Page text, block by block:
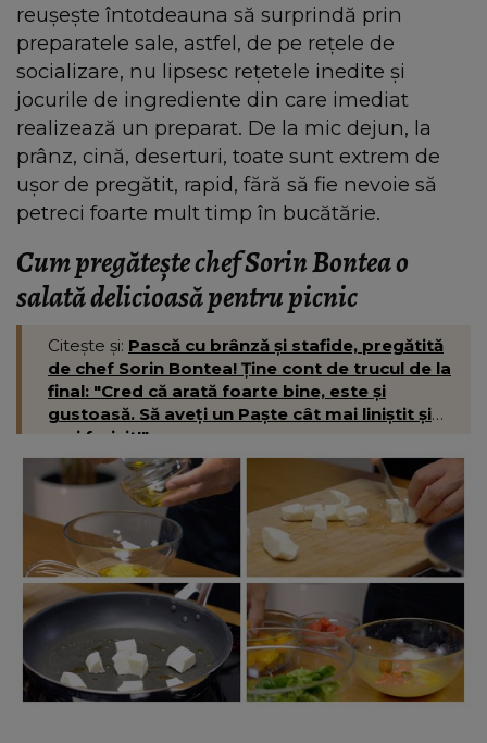
reușește întotdeauna să surprindă prin
preparatele sale, astfel, de pe rețele de
socializare, nu lipsesc rețetele inedite și
jocurile de ingrediente din care imediat
realizează un preparat. De la mic dejun, la
prânz, cină, deserturi, toate sunt extrem de
ușor de pregătit, rapid, fără să fie nevoie să
petreci foarte mult timp în bucătărie.
Cum pregătește chef Sorin Bontea o
salată delicioasă pentru picnic
Citește și: Pască cu brânză și stafide, pregătită
de chef Sorin Bontea! Ține cont de trucul de la
final: "Cred că arată foarte bine, este și
gustoasă. Să aveți un Paște cât mai liniștit și
mai fericit!"